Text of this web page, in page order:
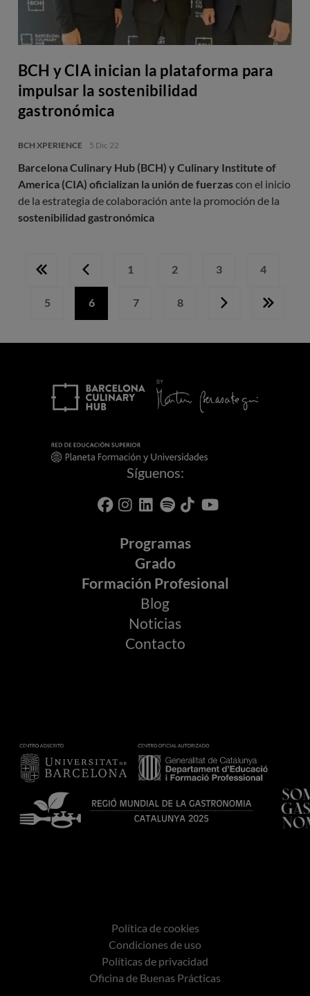
BCH y CIA inician la plataforma para
impulsar la sostenibilidad
gastronómica
BCH XPERIENCE 5 Dic 22
Barcelona Culinary Hub (BCH) y Culinary Institute of
America (CIA) oficializan la unión de fuerzascon el inicio
de la estrategia de colaboración ante la promoción de la
sostenibilidad gastronómica
Primera
Página
anterior
Página
1 Página
2 Página
3 Página
4
Página
5
Página
actual
6 Página
7 Página
8
SiguienteÚltima
Síguenos:
Programas
Grado
Formación Profesional
Blog
Noticias
Contacto
Política de cookies
Condiciones de uso
Políticas de privacidad
Oficina de Buenas Prácticas